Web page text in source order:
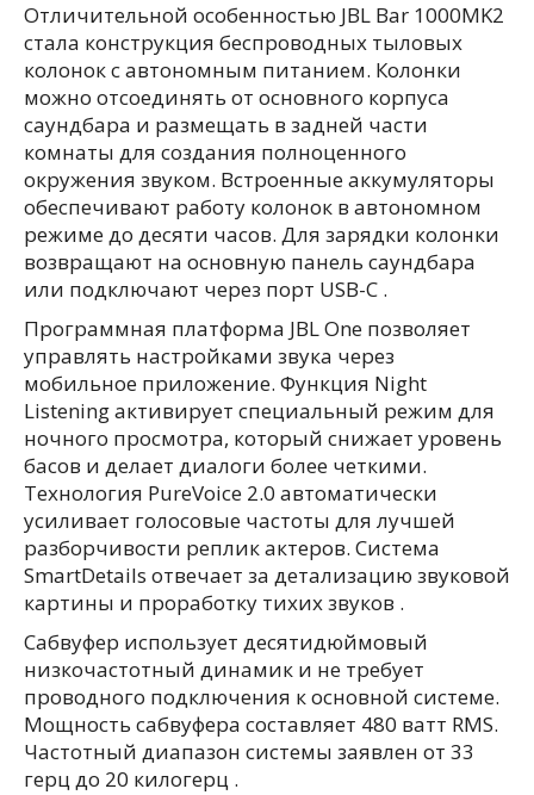
Отличительной особенностью JBL Bar 1000MK2
стала конструкция беспроводных тыловых
колонок с автономным питанием. Колонки
можно отсоединять от основного корпуса
саундбара и размещать в задней части
комнаты для создания полноценного
окружения звуком. Встроенные аккумуляторы
обеспечивают работу колонок в автономном
режиме до десяти часов. Для зарядки колонки
возвращают на основную панель саундбара
или подключают через порт USB-C .
Программная платформа JBL One позволяет
управлять настройками звука через
мобильное приложение. Функция Night
Listening активирует специальный режим для
ночного просмотра, который снижает уровень
басов и делает диалоги более четкими.
Технология PureVoice 2.0 автоматически
усиливает голосовые частоты для лучшей
разборчивости реплик актеров. Система
SmartDetails отвечает за детализацию звуковой
картины и проработку тихих звуков .
Сабвуфер использует десятидюймовый
низкочастотный динамик и не требует
проводного подключения к основной системе.
Мощность сабвуфера составляет 480 ватт RMS.
Частотный диапазон системы заявлен от 33
герц до 20 килогерц .